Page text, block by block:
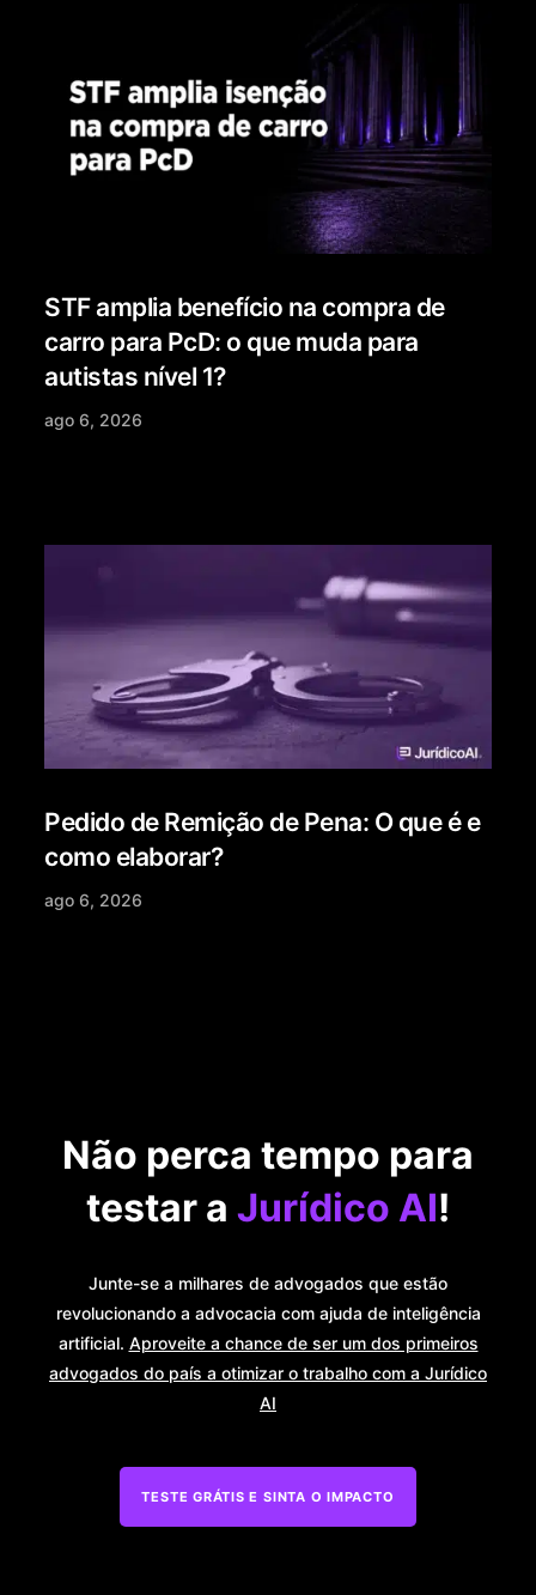
STF amplia benefício na compra de
carro para PcD: o que muda para
autistas nível 1?
ago 6, 2026
Pedido de Remição de Pena: O que é e
como elaborar?
ago 6, 2026
Não perca tempo para
testar a Jurídico AI!
Junte-se a milhares de advogados que estão
revolucionando a advocacia com ajuda de inteligência
artificial. Aproveite a chance de ser um dos primeiros
advogados do país a otimizar o trabalho com a Jurídico
AI
TESTE GRÁTIS E SINTA O IMPACTO